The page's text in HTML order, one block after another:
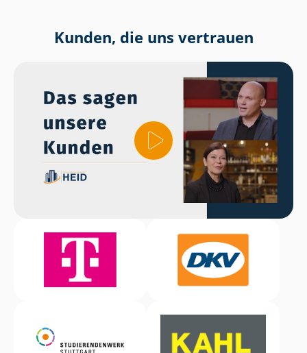
Kunden, die uns vertrauen